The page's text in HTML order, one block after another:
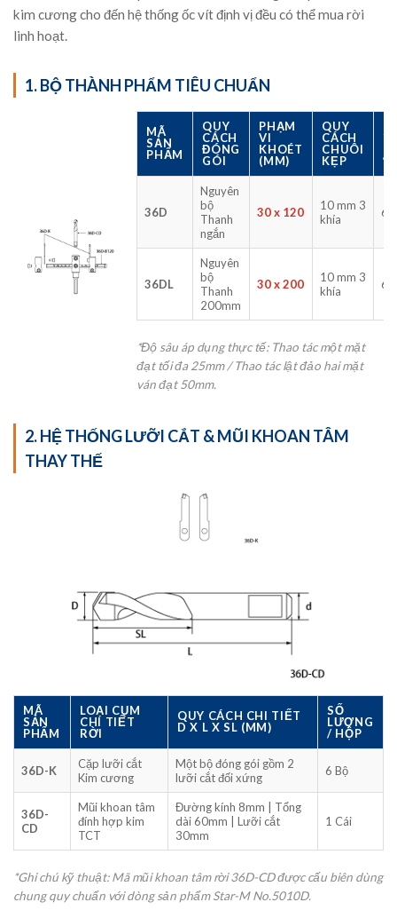
kim cương cho đến hệ thống ốc vít định vị đều có thể mua rời
linh hoạt.
1. BỘ THÀNH PHẨM TIÊU CHUẨN
MÃ
SẢN
PHẨM
QUY
CÁCH
ĐÓNG
GÓI
PHẠM
VI
KHOÉT
(MM)
QUY
CÁCH
CHUÔI
KẸP
/
36D
Nguyên
bộ
Thanh
ngắn
30 x 120
10 mm 3
khía
6
36DL
Nguyên
bộ
Thanh
200mm
30 x 200
10 mm 3
khía
6
*Độ sâu áp dụng thực tế: Thao tác một mặt
đạt tối đa 25mm / Thao tác lật đảo hai mặt
ván đạt 50mm.
2. HỆ THỐNG LƯỠI CẮT & MŨI KHOAN TÂM
THAY THẾ
MÃ
SẢN
PHẨM
LOẠI CỤM
CHI TIẾT
RỜI
QUY CÁCH CHI TIẾT
D X L X SL (MM)
SỐ
LƯỢNG
/ HỘP
36D-K
Cặp lưỡi cắt
Kim cương
Một bộ đóng gói gồm 2
lưỡi cắt đối xứng
6 Bộ
36D-
CD
Mũi khoan tâm
đính hợp kim
TCT
Đường kính 8mm | Tổng
dài 60mm | Lưỡi cắt
30mm
1 Cái
*Ghi chú kỹ thuật: Mã mũi khoan tâm rời 36D-CD được cấu biên dùng
chung quy chuẩn với dòng sản phẩm Star-M No.5010D.